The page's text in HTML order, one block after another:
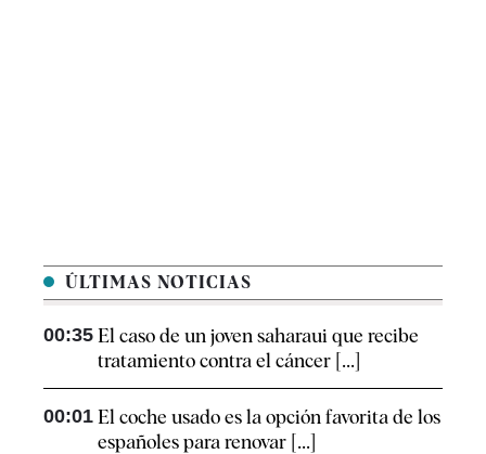
ÚLTIMAS NOTICIAS
00:35 El caso de un joven saharaui que recibe
tratamiento contra el cáncer [...]
00:01 El coche usado es la opción favorita de los
españoles para renovar [...]